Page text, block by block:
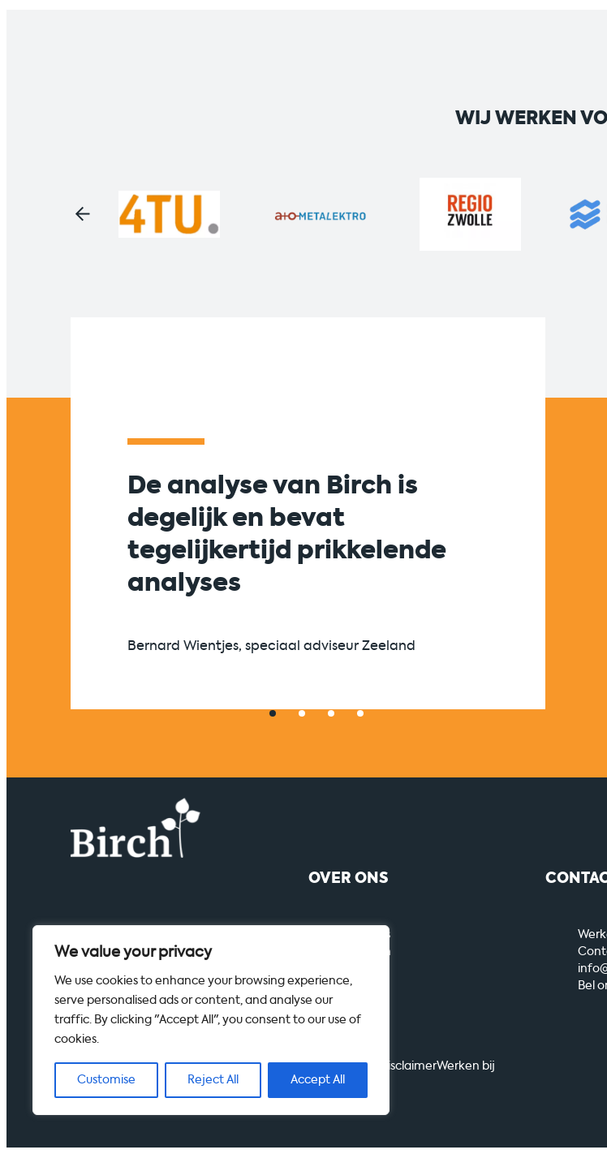
We value your privacy
We use cookies to enhance your browsing experience,
serve personalised ads or content, and analyse our
traffic. By clicking "Accept All", you consent to our use of
cookies.
Customise Reject All Accept All
WIJ WERKEN
De analyse van Birch is
degelijk en bevat
tegelijkertijd prikkelende
analyses
Bernard Wientjes, speciaal adviseur Zeeland
tussen
OVER ONS
Over ons
Diensten
Cases
Bel
© 2026 Birch
DisclaimerWerken bij